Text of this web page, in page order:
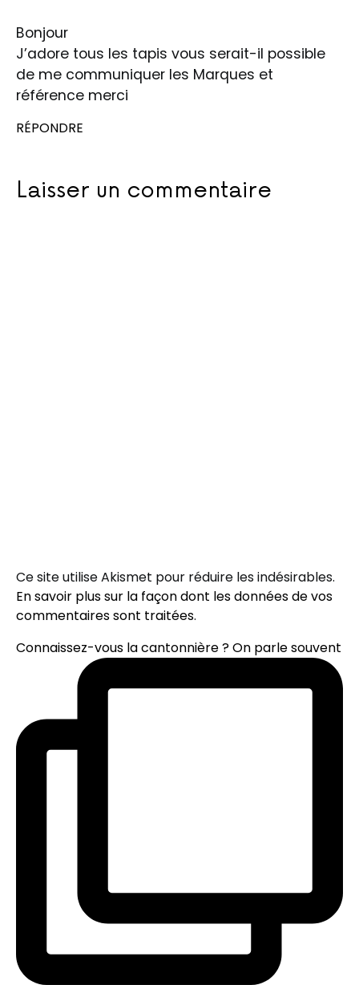
Bonjour
J’adore tous les tapis vous serait-il possible
de me communiquer les Marques et
référence merci
RÉPONDRE
Laisser un commentaire
Ce site utilise Akismet pour réduire les indésirables.
En savoir plus sur la façon dont les données de vos
commentaires sont traitées.
Connaissez-vous la cantonnière ? On parle souvent